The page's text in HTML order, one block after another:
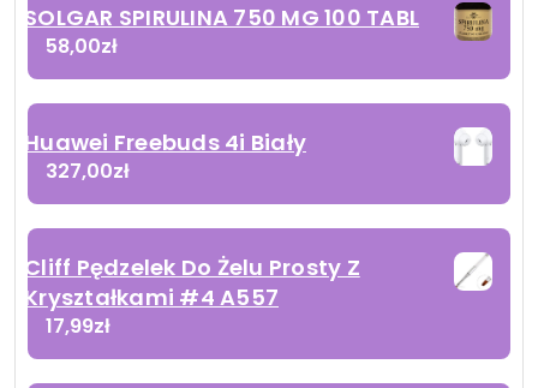
SOLGAR SPIRULINA 750 MG 100 TABL
58,00zł
Huawei Freebuds 4i Biały
327,00zł
Cliff Pędzelek Do Żelu Prosty Z
Kryształkami #4 A557
17,99zł